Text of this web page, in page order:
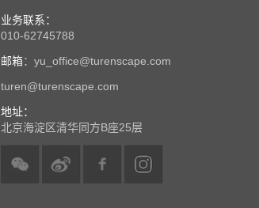
业务联系：
010-62745788
邮箱：yu_office@turenscape.com
turen@turenscape.com
地址：
北京海淀区清华同方B座25层